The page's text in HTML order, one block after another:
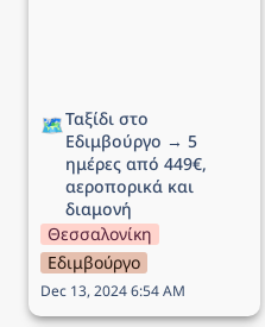
🗺️Ταξίδι στο
Εδιμβούργο → 5
ημέρες από 449€,
αεροπορικά και
διαμονή
Θεσσαλονίκη
Εδιμβούργο
Dec 13, 2024 6:54 AM